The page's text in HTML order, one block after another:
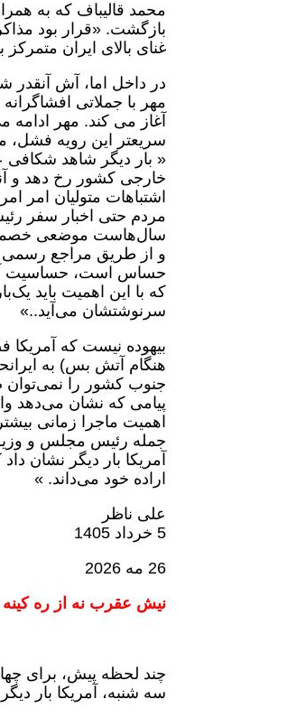
محمد قالیباف که به
بازگشت. «قرار بود
غنای بالای ایران متمرکز
در داخل اما، آش
مهر با جملاتی
آغاز می کند. مهر
سریعتر این رویه فشل،
« بار دیگر شاهد شکافی
خارجی کشور رخ دهد و
اشتباهات متولیان امر
مردم حتی اخبار سفر
سال‌هاست موضعی
و از طریق مراجع رسمی
حساس است، حساسیت آن
که با این اهمیت باید
سرنوشتشان می‌آید..»
بیهوده نیست که آمریکا
هنگام آتش بس) به
جنوب کشور را نمی‌توان
پیامی که نشان می‌دهد
اهمیت ماجرا زمانی
جمله رئیس مجلس و وزیر
آمریکا بار دیگر نشان
اراده خود می‌داند. »
علی ناظر
5 خرداد 1405
26 مه 2026
نیش عقرب نه از ره
چند لحظه پیش، برای
سه شنبه، آمریکا بار